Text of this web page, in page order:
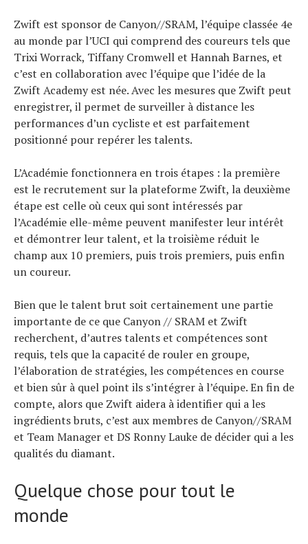
Zwift est sponsor de Canyon//SRAM, l’équipe classée 4e
au monde par l’UCI qui comprend des coureurs tels que
Trixi Worrack, Tiffany Cromwell et Hannah Barnes, et
c’est en collaboration avec l’équipe que l’idée de la
Zwift Academy est née. Avec les mesures que Zwift peut
enregistrer, il permet de surveiller à distance les
performances d’un cycliste et est parfaitement
positionné pour repérer les talents.
L’Académie fonctionnera en trois étapes : la première
est le recrutement sur la plateforme Zwift, la deuxième
étape est celle où ceux qui sont intéressés par
l’Académie elle-même peuvent manifester leur intérêt
et démontrer leur talent, et la troisième réduit le
champ aux 10 premiers, puis trois premiers, puis enfin
un coureur.
Bien que le talent brut soit certainement une partie
importante de ce que Canyon // SRAM et Zwift
recherchent, d’autres talents et compétences sont
requis, tels que la capacité de rouler en groupe,
l’élaboration de stratégies, les compétences en course
et bien sûr à quel point ils s’intégrer à l’équipe. En fin de
compte, alors que Zwift aidera à identifier qui a les
ingrédients bruts, c’est aux membres de Canyon//SRAM
et Team Manager et DS Ronny Lauke de décider qui a les
qualités du diamant.
Quelque chose pour tout le
monde